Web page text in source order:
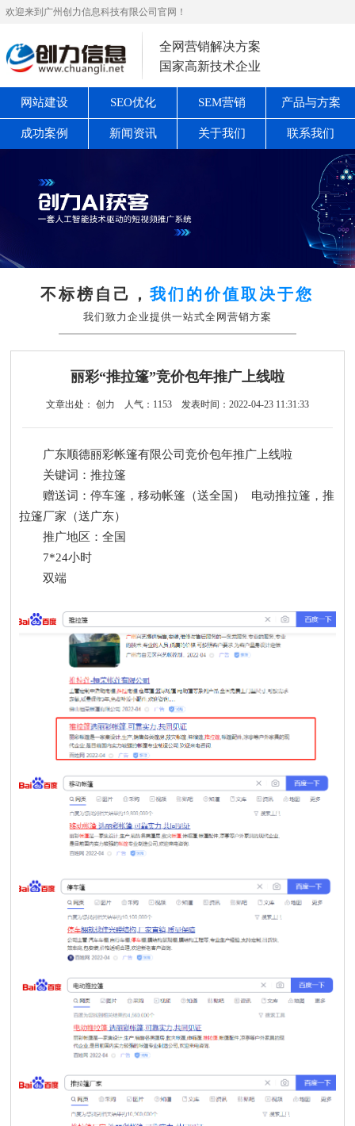
欢迎来到广州创力信息科技有限公司官网！
全网营销解决方案
国家高新技术企业
网站建设 SEO优化 SEM营销 产品与方案
成功案例 新闻资讯 关于我们 联系我们
不标榜自己，我们的价值取决于您
我们致力企业提供一站式全网营销方案
丽彩“推拉篷”竞价包年推广上线啦
文章出处： 创力 人气： 1153 发表时间：2022-04-23 11:31:33
广东顺德丽彩帐篷有限公司竞价包年推广 上线啦
关键词：推拉篷
赠送词：停车篷，移动帐篷（送全国） 电动推拉篷，推
拉篷厂家（送广东）
推广地区：全国
7*24小时
双端